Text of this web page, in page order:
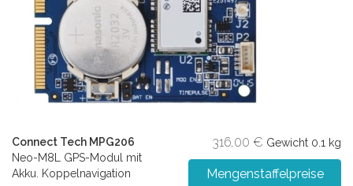
Connect Tech MPG206
Neo-M8L GPS-Modul mit
Akku. Koppelnavigation
316,00 € Gewicht 0.1 kg
Mengenstaffelpreise